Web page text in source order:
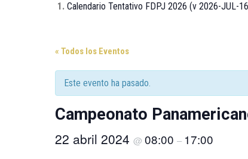
1. Calendario Tentativo FDPJ 2026 (v 2026-JUL-
« Todos los Eventos
Este evento ha pasado.
Campeonato
22 abril 2024 @ 08:00 – 17:00